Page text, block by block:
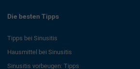
Die besten Tipps
Tipps bei Sinusitis
Hausmittel bei Sinusitis
Sinusitis vorbeugen: Tipps